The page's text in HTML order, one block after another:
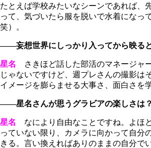
たとえば学校みたいなシーンであれば、
って、気づいたら服を脱いで水着になっ
笑）。
――妄想世界にしっかり入ってから映ると
星名
さきほど話した部活のマネージャ
じゃないですけど、週プレさんの撮影は
イメージを膨らませる大事さ、面白さを
――星名さんが思うグラビアの楽しさは？
星名
なにより自由なことですね。よほ
っていない限り、カメラに向かって自分
きる。言い換えればありのままの自分で